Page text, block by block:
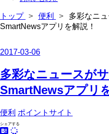
トップ > 便利 >
多彩なニ
SmartNewsアプリを解説！
2017-03-06
多彩なニュースが
SmartNewsアプリ
便利 ポイントサイト
シェアする